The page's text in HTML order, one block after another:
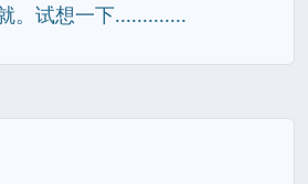
。试想一下.............